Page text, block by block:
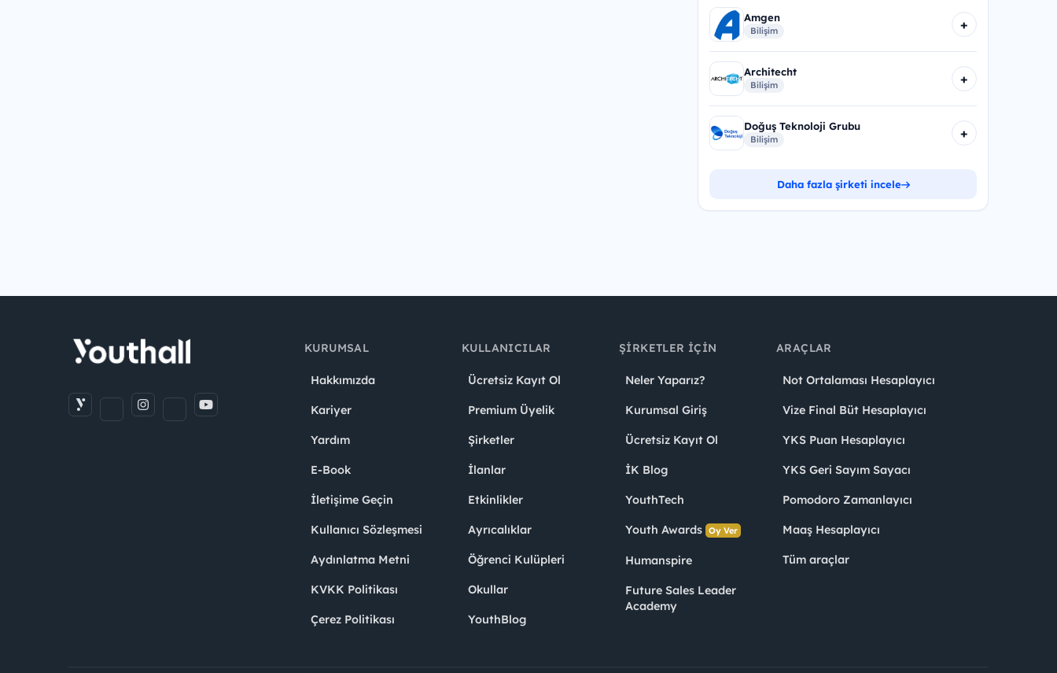
Amgen
Bilişim +
Architecht
Bilişim +
Doğuş Teknoloji Grubu
Bilişim +
Daha fazla şirketi incele
KURUMSAL
Hakkımızda
Kariyer
Yardım
E-Book
İletişime Geçin
Kullanıcı Sözleşmesi
Aydınlatma Metni
KVKK Politikası
Çerez Politikası
KULLANICILAR
Ücretsiz Kayıt Ol
Premium Üyelik
Şirketler
İlanlar
Etkinlikler
Ayrıcalıklar
Öğrenci Kulüpleri
Okullar
YouthBlog
ŞIRKETLER İÇIN
Neler Yaparız?
Kurumsal Giriş
Ücretsiz Kayıt Ol
İK Blog
YouthTech
Youth Awards Oy Ver
Humanspire
Future Sales Leader
Academy
ARAÇLAR
Not Ortalaması Hesaplayıcı
Vize Final Büt Hesaplayıcı
YKS Puan Hesaplayıcı
YKS Geri Sayım Sayacı
Pomodoro Zamanlayıcı
Maaş Hesaplayıcı
Tüm araçlar